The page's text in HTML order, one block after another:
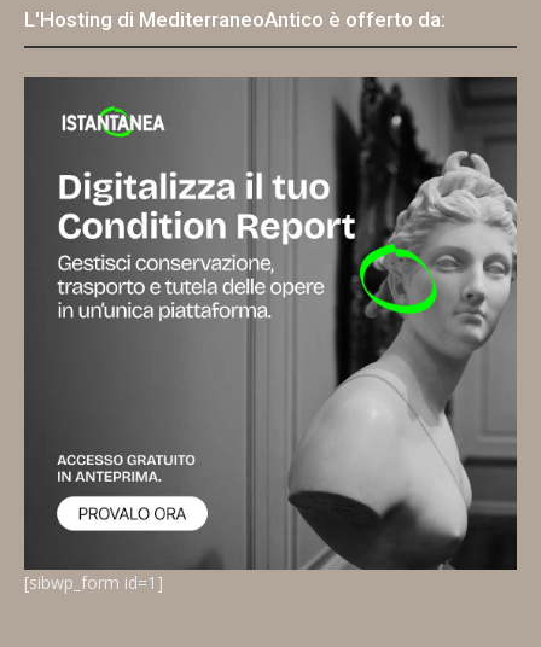
L'Hosting di MediterraneoAntico è offerto da:
[sibwp_form id=1]